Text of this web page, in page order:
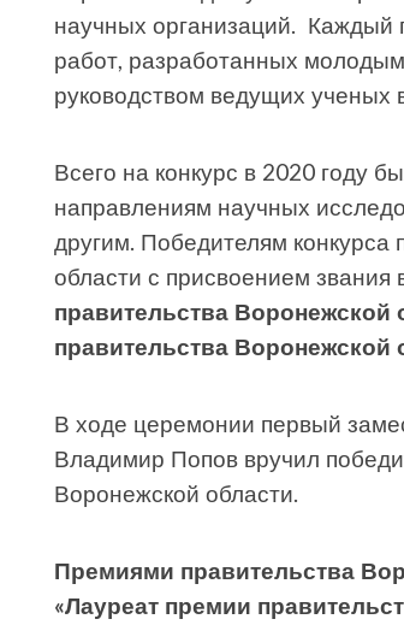
научных организаций. Каждый
работ, разработанных
руководством ведущих ученых
Всего на конкурс в 2020 году
направлениям научных
другим. Победителям
области с присвоением
правительства Воронежской
правительства
В ходе церемонии первый
Владимир Попов вручил
Воронежской области.
Премиями правительства
«Лауреат премии